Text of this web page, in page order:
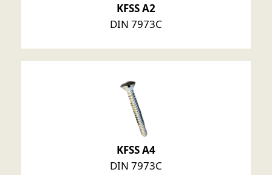
KFSS A2
DIN 7973C
KFSS A4
DIN 7973C